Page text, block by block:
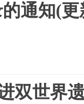
通知(更
双世界